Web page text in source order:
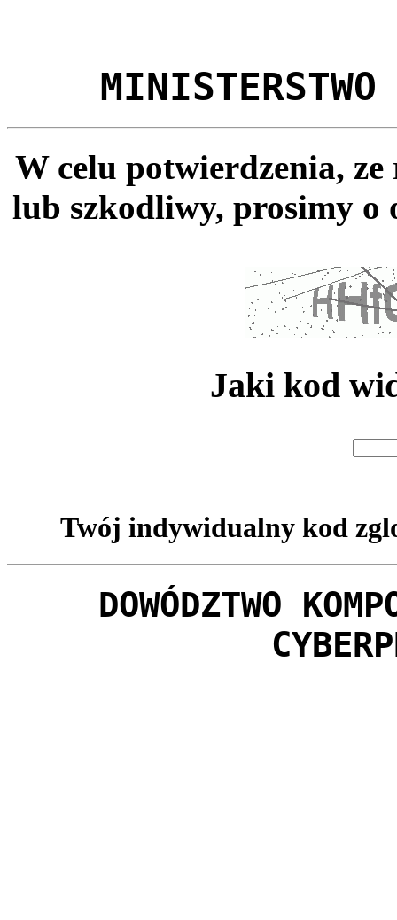
MINISTERSTWO
W celu potwierdzenia,
lub szkodliwy, prosimy o
Jaki kod
Twój indywidualny kod
DOWÓDZTWO